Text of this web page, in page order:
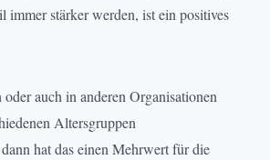
immer stärker werden, ist ein positives
auch in anderen Organisationen
Altersgruppen
hat das einen Mehrwert für die